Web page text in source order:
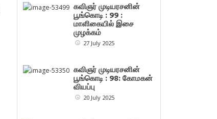
கவிஞர் முடியரசனின்
பூங்கொடி : 99 :
மாளிகையில் இசை
முழக்கம்
27 July 2025
கவிஞர் முடியரசனின்
பூங்கொடி : 98: கோமகன்
வியப்பு
20 July 2025